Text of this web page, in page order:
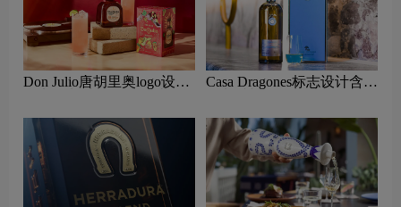
Don Julio唐胡里奥logo设计
Casa Dragones标志设计含义